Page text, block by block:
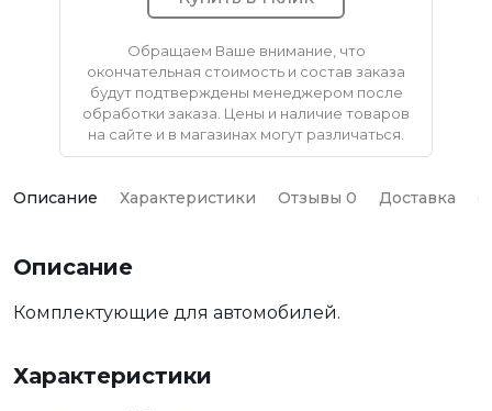
Обращаем Ваше внимание, что
окончательная стоимость и состав заказа
будут подтверждены менеджером после
обработки заказа. Цены и наличие товаров
на сайте и в магазинах могут различаться.
Описание Характеристики Отзывы 0 Доставка
Описание
Комплектующие для автомобилей.
Характеристики